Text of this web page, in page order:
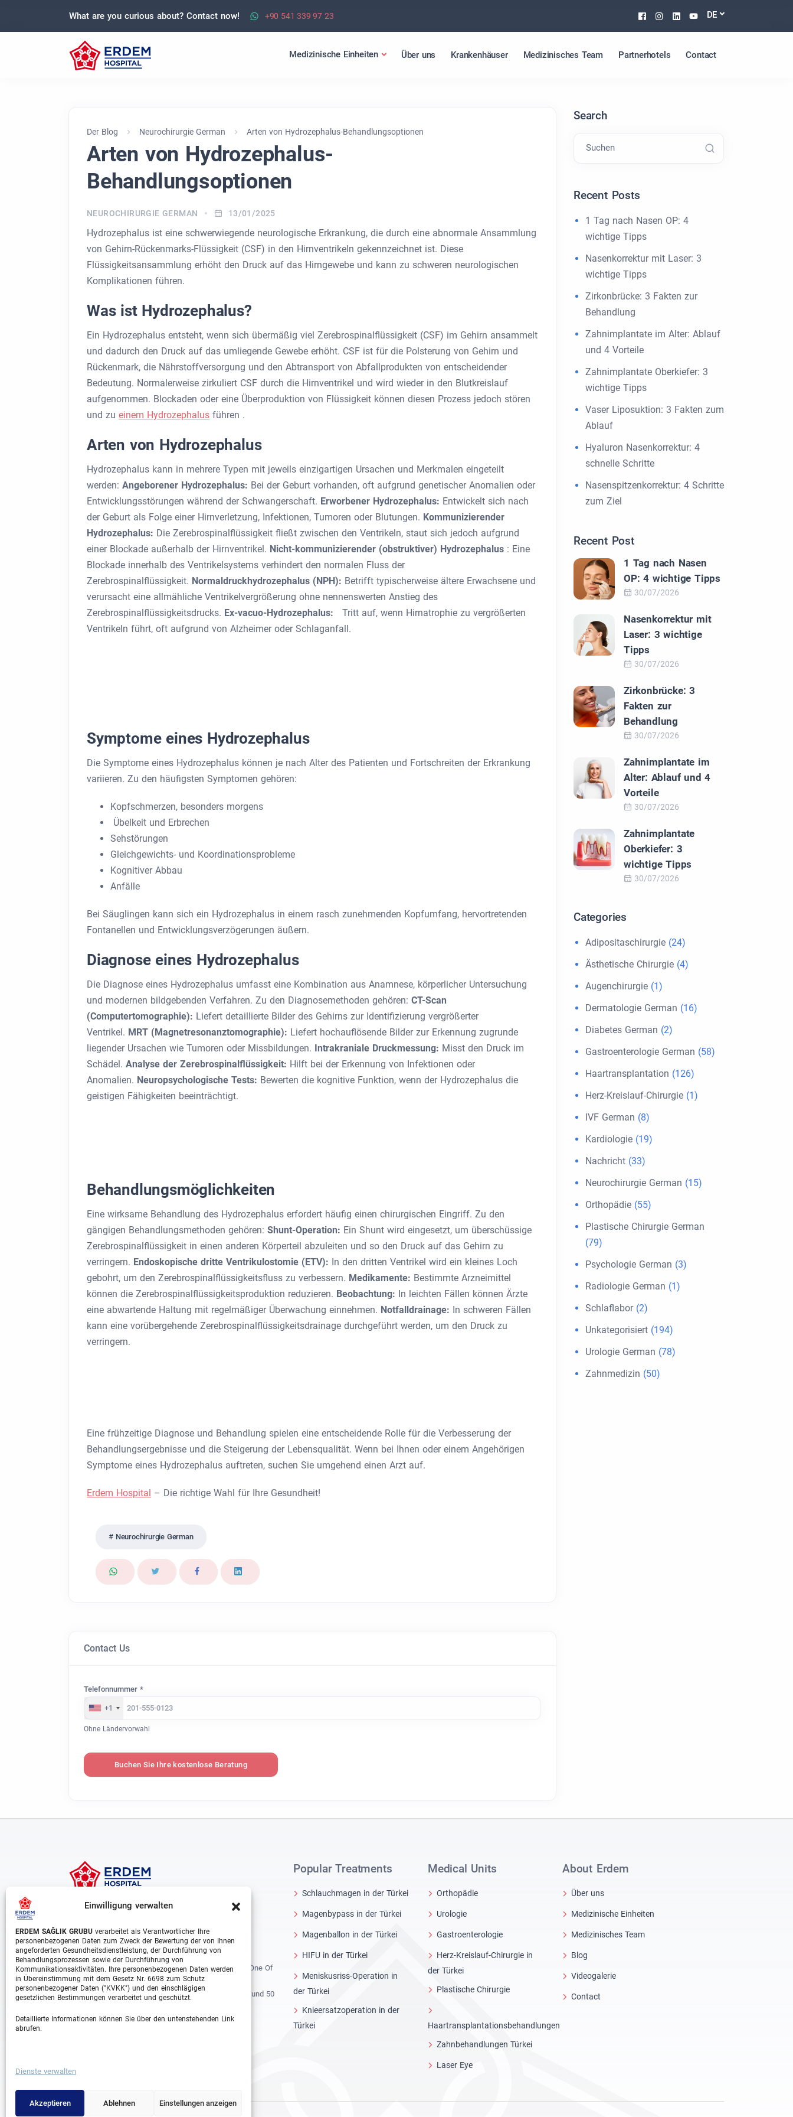
Einwilligung verwalten
ERDEM SAĞLIK GRUBU verarbeitet als Verantwortlicher Ihre
personenbezogenen Daten zum Zweck der Bewertung der von Ihnen
angeforderten Gesundheitsdienstleistung, der Durchführung von
Behandlungsprozessen sowie der Durchführung von
Kommunikationsaktivitäten. Ihre personenbezogenen Daten werden
in Übereinstimmung mit dem Gesetz Nr. 6698 zum Schutz
personenbezogener Daten ("KVKK") und den einschlägigen
gesetzlichen Bestimmungen verarbeitet und geschützt.
Detaillierte Informationen können Sie über den untenstehenden Link
abrufen.
Dienste verwalten
Akzeptieren Ablehnen Einstellungen anzeigen
What are you curious about? Contact now! +90 541 339 97 23 Facebook
Instagram
Linkedin
Youtube
DE
Medizinische Einheiten Über uns Krankenhäuser Medizinisches Team Partnerhotels Contact
Der Blog Neurochirurgie German Arten von Hydrozephalus-Behandlungsoptionen
Arten von Hydrozephalus-
Behandlungsoptionen
NEUROCHIRURGIE GERMAN 13/01/2025
Hydrozephalus ist eine schwerwiegende neurologische Erkrankung, die durch eine abnormale Ansammlung
von Gehirn-Rückenmarks-Flüssigkeit (CSF) in den Hirnventrikeln gekennzeichnet ist. Diese
Flüssigkeitsansammlung erhöht den Druck auf das Hirngewebe und kann zu schweren neurologischen
Komplikationen führen.
Was ist Hydrozephalus?
Ein Hydrozephalus entsteht, wenn sich übermäßig viel Zerebrospinalflüssigkeit (CSF) im Gehirn ansammelt
und dadurch den Druck auf das umliegende Gewebe erhöht. CSF ist für die Polsterung von Gehirn und
Rückenmark, die Nährstoffversorgung und den Abtransport von Abfallprodukten von entscheidender
Bedeutung. Normalerweise zirkuliert CSF durch die Hirnventrikel und wird wieder in den Blutkreislauf
aufgenommen. Blockaden oder eine Überproduktion von Flüssigkeit können diesen Prozess jedoch stören
und zu einem Hydrozephalus führen .
Arten von Hydrozephalus
Hydrozephalus kann in mehrere Typen mit jeweils einzigartigen Ursachen und Merkmalen eingeteilt
werden: Angeborener Hydrozephalus: Bei der Geburt vorhanden, oft aufgrund genetischer Anomalien oder
Entwicklungsstörungen während der Schwangerschaft. Erworbener Hydrozephalus: Entwickelt sich nach
der Geburt als Folge einer Hirnverletzung, Infektionen, Tumoren oder Blutungen. Kommunizierender
Hydrozephalus: Die Zerebrospinalflüssigkeit fließt zwischen den Ventrikeln, staut sich jedoch aufgrund
einer Blockade außerhalb der Hirnventrikel. Nicht-kommunizierender (obstruktiver) Hydrozephalus : Eine
Blockade innerhalb des Ventrikelsystems verhindert den normalen Fluss der
Zerebrospinalflüssigkeit. Normaldruckhydrozephalus (NPH): Betrifft typischerweise ältere Erwachsene und
verursacht eine allmähliche Ventrikelvergrößerung ohne nennenswerten Anstieg des
Zerebrospinalflüssigkeitsdrucks. Ex-vacuo-Hydrozephalus:
Tritt auf, wenn Hirnatrophie zu vergrößerten
Ventrikeln führt, oft aufgrund von Alzheimer oder Schlaganfall.
Symptome eines Hydrozephalus
Die Symptome eines Hydrozephalus können je nach Alter des Patienten und Fortschreiten der Erkrankung
variieren. Zu den häufigsten Symptomen gehören:
Kopfschmerzen, besonders morgens
Übelkeit und Erbrechen
Sehstörungen
Gleichgewichts- und Koordinationsprobleme
Kognitiver Abbau
Anfälle
Bei Säuglingen kann sich ein Hydrozephalus in einem rasch zunehmenden Kopfumfang, hervortretenden
Fontanellen und Entwicklungsverzögerungen äußern.
Diagnose eines Hydrozephalus
Die Diagnose eines Hydrozephalus umfasst eine Kombination aus Anamnese, körperlicher Untersuchung
und modernen bildgebenden Verfahren. Zu den Diagnosemethoden gehören: CT-Scan
(Computertomographie): Liefert detaillierte Bilder des Gehirns zur Identifizierung vergrößerter
Ventrikel. MRT (Magnetresonanztomographie): Liefert hochauflösende Bilder zur Erkennung zugrunde
liegender Ursachen wie Tumoren oder Missbildungen. Intrakraniale Druckmessung: Misst den Druck im
Schädel. Analyse der Zerebrospinalflüssigkeit: Hilft bei der Erkennung von Infektionen oder
Anomalien. Neuropsychologische Tests: Bewerten die kognitive Funktion, wenn der Hydrozephalus die
geistigen Fähigkeiten beeinträchtigt.
Behandlungsmöglichkeiten
Eine wirksame Behandlung des Hydrozephalus erfordert häufig einen chirurgischen Eingriff. Zu den
gängigen Behandlungsmethoden gehören: Shunt-Operation: Ein Shunt wird eingesetzt, um überschüssige
Zerebrospinalflüssigkeit in einen anderen Körperteil abzuleiten und so den Druck auf das Gehirn zu
verringern. Endoskopische dritte Ventrikulostomie (ETV): In den dritten Ventrikel wird ein kleines Loch
gebohrt, um den Zerebrospinalflüssigkeitsfluss zu verbessern. Medikamente: Bestimmte Arzneimittel
können die Zerebrospinalflüssigkeitsproduktion reduzieren. Beobachtung: In leichten Fällen können Ärzte
eine abwartende Haltung mit regelmäßiger Überwachung einnehmen. Notfalldrainage: In schweren Fällen
kann eine vorübergehende Zerebrospinalflüssigkeitsdrainage durchgeführt werden, um den Druck zu
verringern.
Eine frühzeitige Diagnose und Behandlung spielen eine entscheidende Rolle für die Verbesserung der
Behandlungsergebnisse und die Steigerung der Lebensqualität. Wenn bei Ihnen oder einem Angehörigen
Symptome eines Hydrozephalus auftreten, suchen Sie umgehend einen Arzt auf.
Erdem Hospital – Die richtige Wahl für Ihre Gesundheit!
Neurochirurgie German
Contact Us
Telefonnummer *
+1
Ohne Ländervorwahl
Buchen Sie Ihre kostenlose Beratung
Search
Suchen
Recent Posts
1 Tag nach Nasen OP: 4
wichtige Tipps
Nasenkorrektur mit Laser: 3
wichtige Tipps
Zirkonbrücke: 3 Fakten zur
Behandlung
Zahnimplantate im Alter: Ablauf
und 4 Vorteile
Zahnimplantate Oberkiefer: 3
wichtige Tipps
Vaser Liposuktion: 3 Fakten zum
Ablauf
Hyaluron Nasenkorrektur: 4
schnelle Schritte
Nasenspitzenkorrektur: 4 Schritte
zum Ziel
Recent Post
1 Tag nach Nasen
OP: 4 wichtige Tipps
30/07/2026
Nasenkorrektur mit
Laser: 3 wichtige
Tipps
30/07/2026
Zirkonbrücke: 3
Fakten zur
Behandlung
30/07/2026
Zahnimplantate im
Alter: Ablauf und 4
Vorteile
30/07/2026
Zahnimplantate
Oberkiefer: 3
wichtige Tipps
30/07/2026
Categories
Adipositaschirurgie (24)
Ästhetische Chirurgie (4)
Augenchirurgie (1)
Dermatologie German (16)
Diabetes German (2)
Gastroenterologie German (58)
Haartransplantation (126)
Herz-Kreislauf-Chirurgie (1)
IVF German (8)
Kardiologie (19)
Nachricht (33)
Neurochirurgie German (15)
Orthopädie (55)
Plastische Chirurgie German
(79)
Psychologie German (3)
Radiologie German (1)
Schlaflabor(2)
Unkategorisiert (194)
Urologie German (78)
Zahnmedizin (50)
Erdem Healthcare Group Established In 1988, And Is One Of
The Biggest Hospital Groups In Istanbul And Turkey.
Situated In 3 Different Locations In Istanbul, With Around 50
Professionals, Is Growing Rapidly Day By Day.
Popular Treatments
Schlauchmagen in der Türkei
Magenbypass in der Türkei
Magenballon in der Türkei
HIFU in der Türkei
Meniskusriss-Operation in
der Türkei
Knieersatzoperation in der
Türkei
Medical Units
Orthopädie
Urologie
Gastroenterologie
Herz-Kreislauf-Chirurgie in
der Türkei
Plastische Chirurgie
Haartransplantationsbehandlungen
Zahnbehandlungen Türkei
Laser Eye
About Erdem
Über uns
Medizinische Einheiten
Medizinisches Team
Blog
Videogalerie
Contact